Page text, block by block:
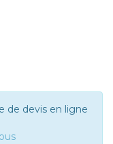
de devis en ligne